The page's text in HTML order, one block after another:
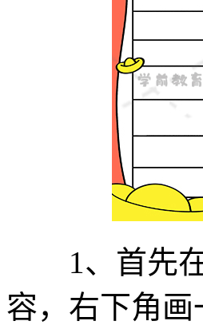
1、首先在
容，右下角